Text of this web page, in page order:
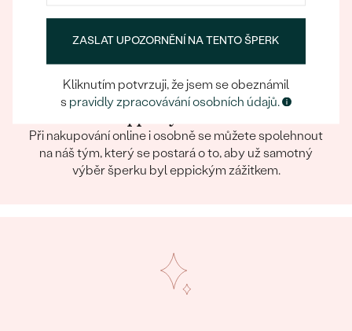
Při nakupování online i osobně se můžete spolehnout
na náš tým, který se postará o to, aby už samotný
výběr šperku byl eppickým zážitkem.
ZASLAT UPOZORNĚNÍ NA TENTO ŠPERK
Kliknutím potvrzuji, že jsem se obeznámil
s pravidly zpracovávání osobních údajů.